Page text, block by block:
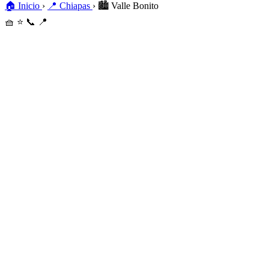
🏠 Inicio › 📍 Chiapas › 🏙️ Valle Bonito
🧺 ⭐ 📞 📍